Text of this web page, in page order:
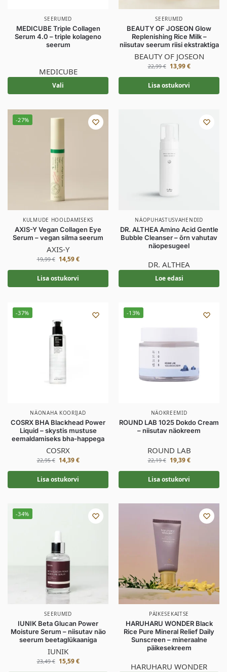
SEERUMID
MEDICUBE Triple Collagen
Serum 4.0 – triple kolageno
seerum
MEDICUBE
Vali
SEERUMID
BEAUTY OF JOSEON Glow
Replenishing Rice Milk –
niisutav seerum riisi ekstraktiga
BEAUTY OF JOSEON
22,99€ 13,99€
Lisa ostukorvi
-27%
KULMUDE HOOLDAMISEKS
AXIS-Y Vegan Collagen Eye
Serum – vegan silma seerum
AXIS-Y
19,99€ 14,59€
Lisa ostukorvi
NÄOPUHASTUSVAHENDID
DR. ALTHEA Amino Acid Gentle
Bubble Cleanser – õrn vahutav
näopesugeel
DR. ALTHEA
Loe edasi
-37%
NÄONAHA KOORIJAD
COSRX BHA Blackhead Power
Liquid – skystis mustuse
eemaldamiseks bha-happega
COSRX
22,95€ 14,39€
Lisa ostukorvi
-13%
NÄOKREEMID
ROUND LAB 1025 Dokdo Cream
– niisutav näokreem
ROUND LAB
22,19€ 19,39€
Lisa ostukorvi
-34%
SEERUMID
IUNIK Beta Glucan Power
Moisture Serum – niisutav näo
seerum beetaglükaaniga
IUNIK
23,49€ 15,59€
PÄIKESEKAITSE
HARUHARU WONDER Black
Rice Pure Mineral Relief Daily
Sunscreen – mineraalne
päikesekreem
HARUHARU WONDER